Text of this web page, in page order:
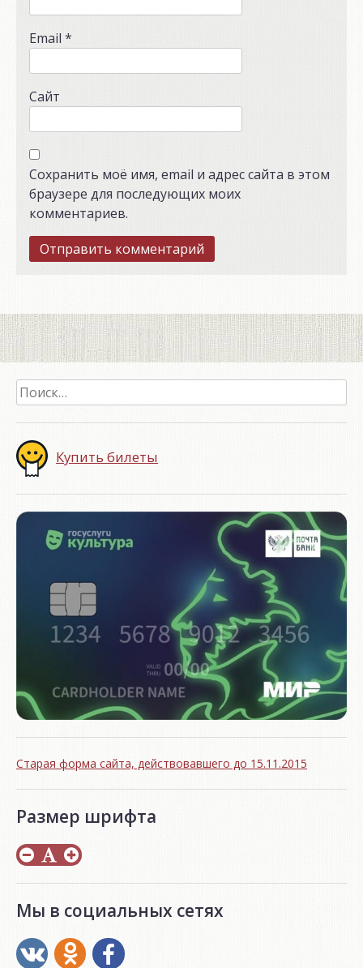
Email *
Сайт
Сохранить моё имя, email и адрес сайта в этом
браузере для последующих моих
комментариев.
Найти:
Купить билеты
Старая форма сайта, действовавшего до 15.11.2015
Размер шрифта
Мы в социальных сетях